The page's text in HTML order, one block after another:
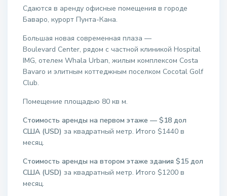
Сдаются в аренду офисные помещения в городе
Баваро, курорт Пунта-Кана.
Большая новая современная плаза —
Boulevard Center, рядом с частной клиникой Hospital
IMG, отелем Whala Urban, жилым комплексом Costa
Bavaro и элитным коттеджным поселком Cocotal Golf
Club.
Помещение площадью 80 кв м.
Стоимость аренды на первом этаже — $18 дол
США (USD) за квадратный метр. Итого $1440 в
месяц.
Стоимость аренды на втором этаже здания $15 дол
США (USD) за квадратный метр. Итого $1200 в
месяц.